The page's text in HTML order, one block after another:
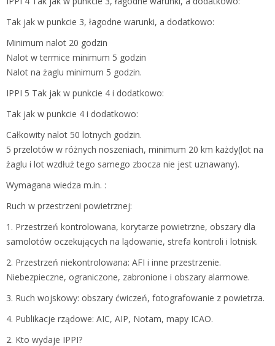
Tak jak w punkcie 3, łagodne warunki, a dodatkowo:
Minimum nalot 20 godzin
Nalot w termice minimum 5 godzin
Nalot na żaglu minimum 5 godzin.
IPPI 5 Tak jak w punkcie 4 i dodatkowo:
Tak jak w punkcie 4 i dodatkowo:
Całkowity nalot 50 lotnych godzin.
5 przelotów w różnych noszeniach, minimum 20 km każdy(lot na
żaglu i lot wzdłuż tego samego zbocza nie jest uznawany).
Wymagana wiedza m.in. :
Ruch w przestrzeni powietrznej:
1. Przestrzeń kontrolowana, korytarze powietrzne, obszary dla
samolotów oczekujących na lądowanie, strefa kontroli i lotnisk.
2. Przestrzeń niekontrolowana: AFI i inne przestrzenie.
Niebezpieczne, ograniczone, zabronione i obszary alarmowe.
3. Ruch wojskowy: obszary ćwiczeń, fotografowanie z powietrza.
4. Publikacje rządowe: AIC, AIP, Notam, mapy ICAO.
2. Kto wydaje IPPI?